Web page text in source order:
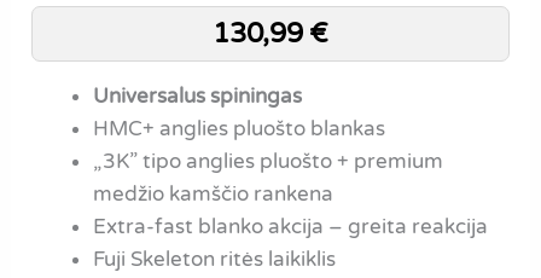
130,99 €
Universalus spiningas
HMC+ anglies pluošto blankas
„3K” tipo anglies pluošto + premium
medžio kamščio rankena
Extra-fast blanko akcija – greita reakcija
Fuji Skeleton ritės laikiklis